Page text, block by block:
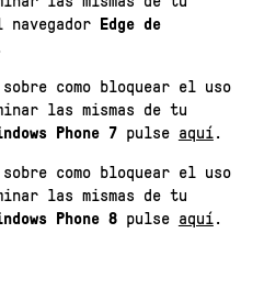
Edge de
como bloquear el uso
las mismas de tu
Phone 7pulse aquí.
como bloquear el uso
las mismas de tu
Phone 8pulse aquí.